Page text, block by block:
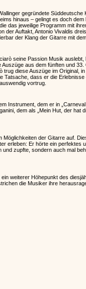
gegründete
hinaus – gelingt es doch
das jeweilige Programm mit
der Auftakt, Antonio Vivaldis
der Klang der Gitarre mit
seine Passion Musik
aus dem fünften und
diese Auszüge im Original,
Tatsache, dass er die
vortrug.
Instrument, dem er in
dem als „Mein Hut, der hat
der Gitarre auf.
erleben: Er hörte ein perfektes
zupfte, sondern auch mal
weiterer Höhepunkt des
die Musiker ihre